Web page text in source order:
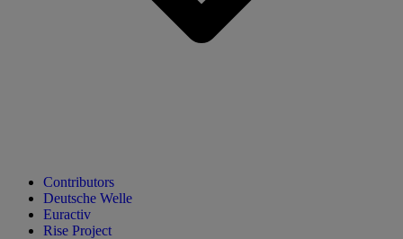
Contributors
Deutsche Welle
Euractiv
Rise Project